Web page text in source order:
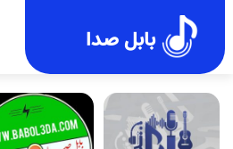
بابل صدا